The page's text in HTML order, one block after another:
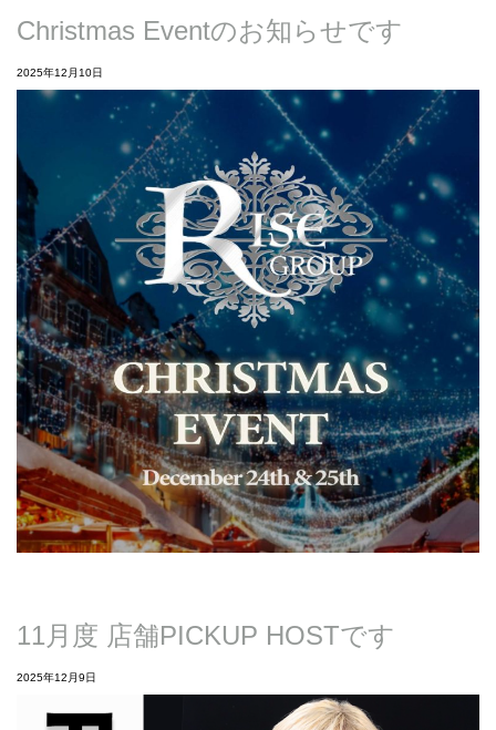
Christmas Eventのお知らせです
2025年12月10日
11月度 店舗PICKUP HOSTです
2025年12月9日